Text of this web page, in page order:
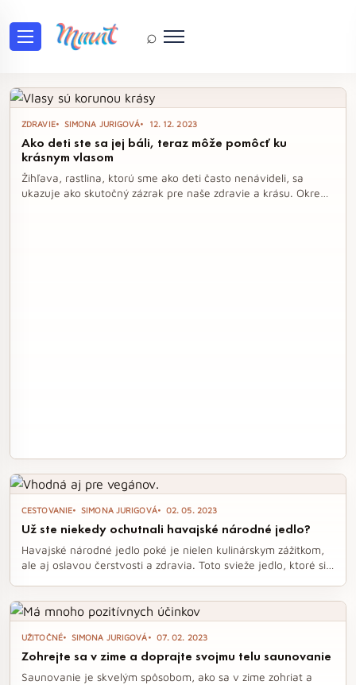
⌕
Tag: zdravý životný štýl
ZDRAVIE SIMONA JURIGOVÁ 12. 12. 2023
Ako deti ste sa jej báli, teraz môže pomôcť ku
krásnym vlasom
Žihľava, rastlina, ktorú sme ako deti často nenávideli, sa
ukazuje ako skutočný zázrak pre naše zdravie a krásu. Okrem
CESTOVANIE SIMONA JURIGOVÁ 02. 05. 2023
Už ste niekedy ochutnali havajské národné jedlo?
Havajské národné jedlo poké je nielen kulinárskym zážitkom,
ale aj oslavou čerstvosti a zdravia. Toto svieže jedlo, ktoré si
Ak túžite po chutnom a výživnom jedle, poké je ideálnou
voľbou pre obed či večeru.
UŽITOČNÉ SIMONA JURIGOVÁ 07. 02. 2023
Zohrejte sa v zime a doprajte svojmu telu saunovanie
Saunovanie je skvelým spôsobom, ako sa v zime zohriat a